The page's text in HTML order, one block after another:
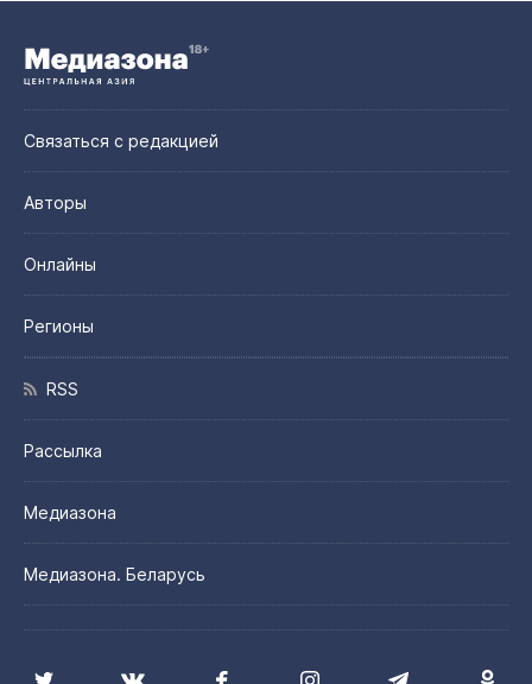
Связаться с редакцией
Авторы
Онлайны
Регионы
RSS
Рассылка
Медиазона
Медиазона. Беларусь